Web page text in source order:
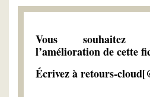
Vous souhaitez
l’amélioration de cette
Écrivez à retours-